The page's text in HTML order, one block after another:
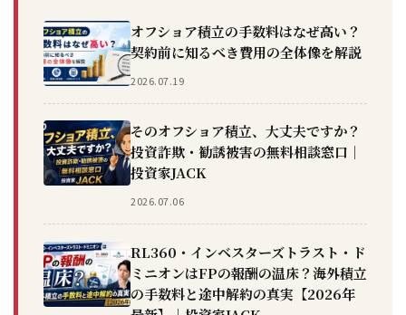
オフショア積立の手数料はなぜ高い？
契約前に知るべき費用の全体像を解説
2026.07.19
そのオフショア積立、大丈夫ですか？
投資詐欺・勧誘被害の無料相談窓口｜
投資家JACK
2026.07.06
RL360・インベスターズトラスト・ド
ミニオンはFPの報酬の温床？海外積立
の手数料と途中解約の真実【2026年